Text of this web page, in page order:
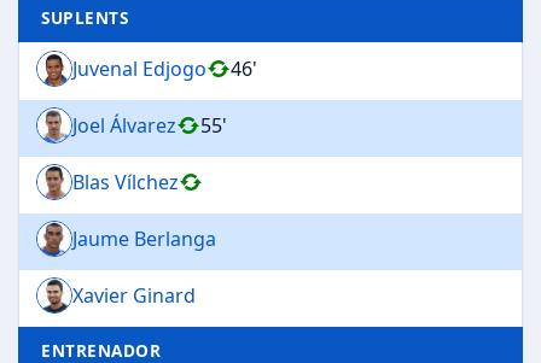
SUPLENTS
Juvenal Edjogo 46'
Joel Álvarez 55'
Blas Vílchez
Jaume Berlanga
Xavier Ginard
ENTRENADOR